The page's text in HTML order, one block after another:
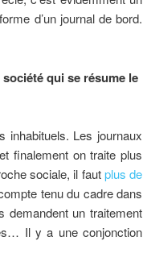
d’un journal de bord.
qui se résume le
inhabituels. Les journaux
finalement on traite plus
sociale, il fautplus de
tenu du cadre dans
demandent un traitement
Il y a une conjonction